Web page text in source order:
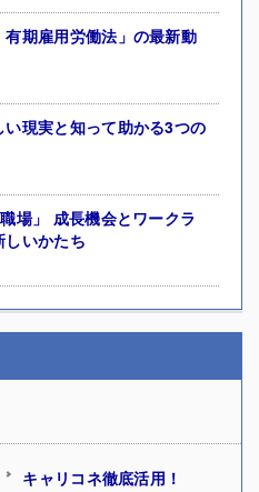
有期雇用労働法」の最新動
現実と知って助かる3つの
場」 成長機会とワークラ
しいかたち
キャリコネ徹底活用！